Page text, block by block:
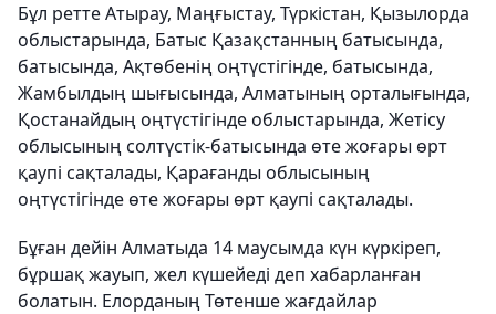
Бұл ретте Атырау, Маңғыстау, Түркістан, Қызылорда
облыстарында, Батыс Қазақстанның батысында,
батысында, Ақтөбенің оңтүстігінде, батысында,
Жамбылдың шығысында, Алматының орталығында,
Қостанайдың оңтүстігінде облыстарында, Жетісу
облысының солтүстік-батысында өте жоғары өрт
қаупі сақталады, Қарағанды ​​облысының
оңтүстігінде өте жоғары өрт қаупі сақталады.
Бұған дейін Алматыда 14 маусымда күн күркіреп,
бұршақ жауып, жел күшейеді деп хабарланған
болатын. Елорданың Төтенше жағдайлар